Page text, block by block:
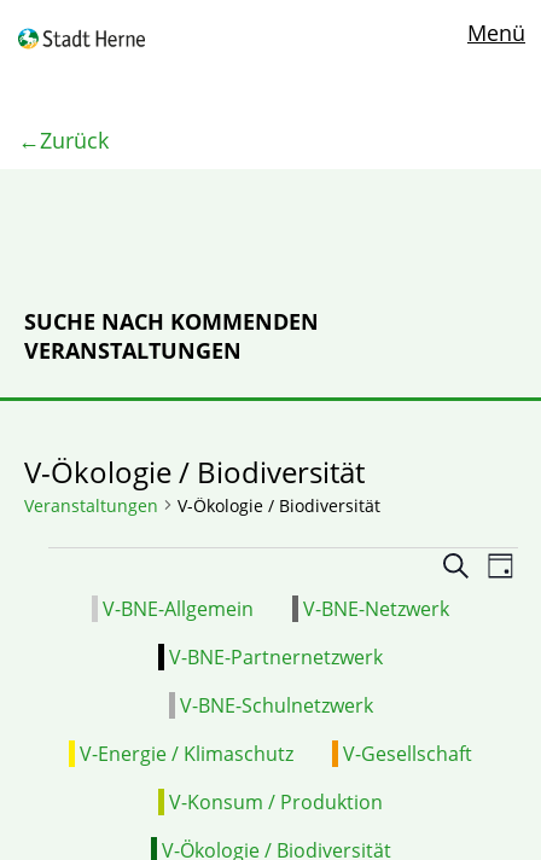
Zurück
Menü
SUCHE NACH KOMMENDEN
VERANSTALTUNGEN
V-Ökologie / Biodiversität
Veranstaltungen V-Ökologie / Biodiversität
und
SucheTag
V-BNE-Allgemein
V-BNE-Netzwerk
V-BNE-Partnernetzwerk
V-BNE-Schulnetzwerk
V-Energie / Klimaschutz
V-Gesellschaft
V-Konsum / Produktion
V-Ökologie / Biodiversität